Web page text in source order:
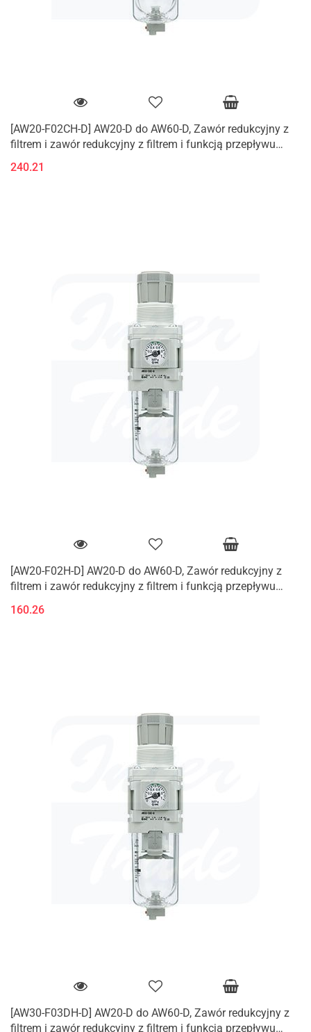
[AW20-F02CH-D] AW20-D do AW60-D, Zawór redukcyjny z
filtrem i zawór redukcyjny z filtrem i funkcją przepływu
240.21
[AW20-F02H-D] AW20-D do AW60-D, Zawór redukcyjny z
filtrem i zawór redukcyjny z filtrem i funkcją przepływu
160.26
[AW30-F03DH-D] AW20-D do AW60-D, Zawór redukcyjny z
filtrem i zawór redukcyjny z filtrem i funkcją przepływu